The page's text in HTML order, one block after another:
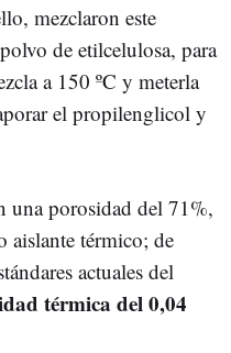
mezclaron este
de etilcelulosa, para
a 150 ºC y meterla
el propilenglicol y
una porosidad del 71%,
aislante térmico; de
actuales del
térmica del 0,04